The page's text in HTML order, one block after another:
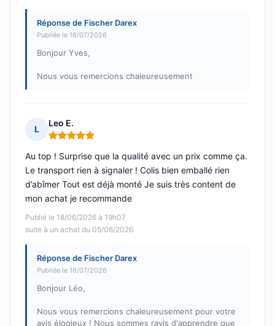
Réponse de Fischer Darex
Publiée le 16/07/2026
Bonjour Yves,
Nous vous remercions chaleureusement
L
Leo E.
Note : 5 sur 5
Publié le 18/06/2026 à 19h07
suite à un achat du 05/06/2026
Au top ! Surprise que la qualité avec un prix comme ça.
Le transport rien à signaler ! Colis bien emballé rien
d’abîmer Tout est déjà monté Je suis très content de
mon achat je recommande
Réponse de Fischer Darex
Publiée le 16/07/2026
Bonjour Léo,
Nous vous remercions chaleureusement pour votre
avis élogieux ! Nous sommes ravis d'apprendre que